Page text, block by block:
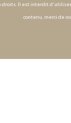
droits. Il est interdit
contenu, merci de